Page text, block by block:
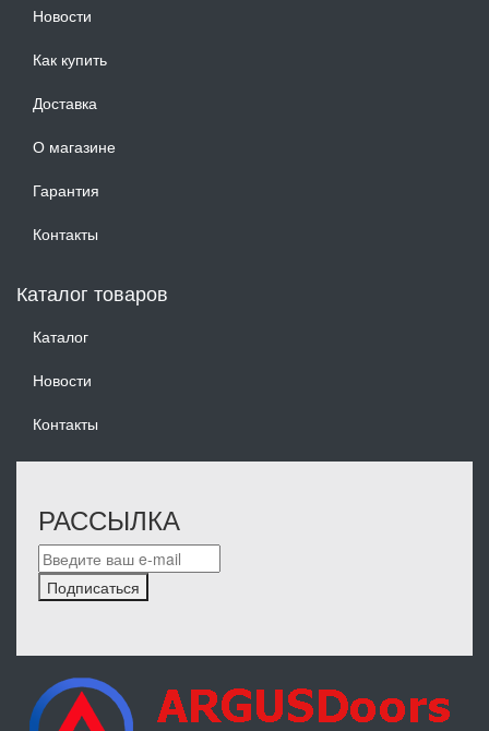
Новости
Как купить
Доставка
О магазине
Гарантия
Контакты
Каталог товаров
Каталог
Новости
Контакты
РАССЫЛКА
Подписаться